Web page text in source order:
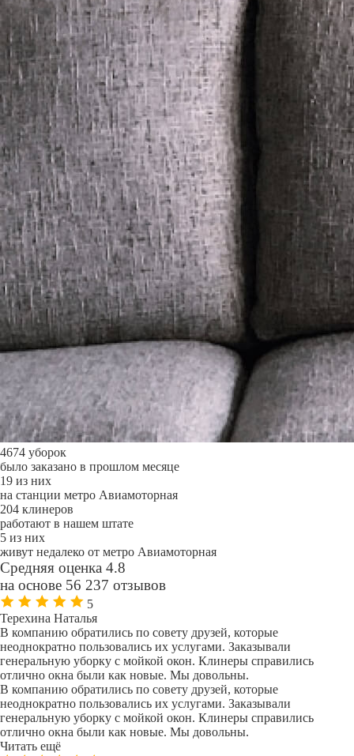
4674 уборок
было заказано в прошлом месяце
19 из них
на станции метро Авиамоторная
204 клинеров
работают в нашем штате
5 из них
живут недалеко от метро Авиамоторная
Средняя оценка 4.8
на основе 56 237 отзывов
5
Терехина Наталья
В компанию обратились по совету друзей, которые
неоднократно пользовались их услугами. Заказывали
генеральную уборку с мойкой окон. Клинеры справились
отлично окна были как новые. Мы довольны.
В компанию обратились по совету друзей, которые
неоднократно пользовались их услугами. Заказывали
генеральную уборку с мойкой окон. Клинеры справились
отлично окна были как новые. Мы довольны.
Читать ещё